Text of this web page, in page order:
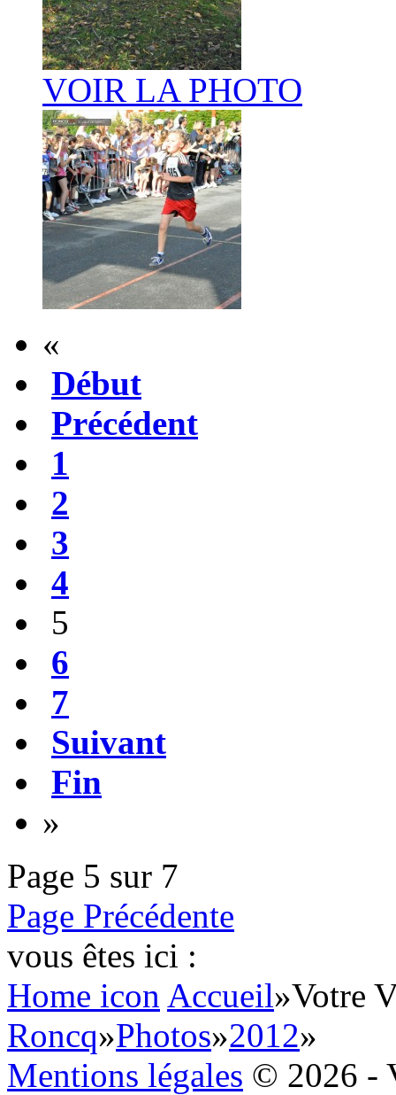
VOIR LA PHOTO
«
Début
Précédent
1
2
3
4
5
6
7
Suivant
Fin
»
Page 5 sur 7
Page Précédente
vous êtes ici :
Home icon Accueil»Votre
Roncq»Photos»2012»
Mentions légales © 2026 -